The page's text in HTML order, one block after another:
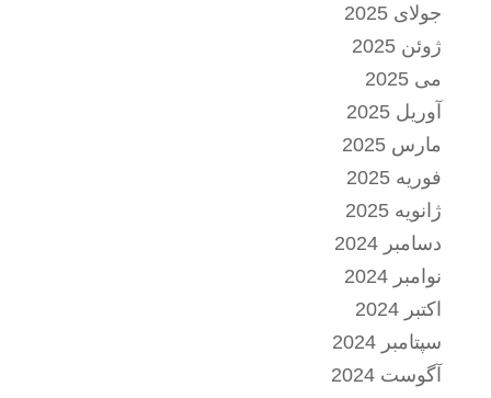
جولای 2025
ژوئن 2025
می 2025
آوریل 2025
مارس 2025
فوریه 2025
ژانویه 2025
دسامبر 2024
نوامبر 2024
اکتبر 2024
سپتامبر 2024
آگوست 2024